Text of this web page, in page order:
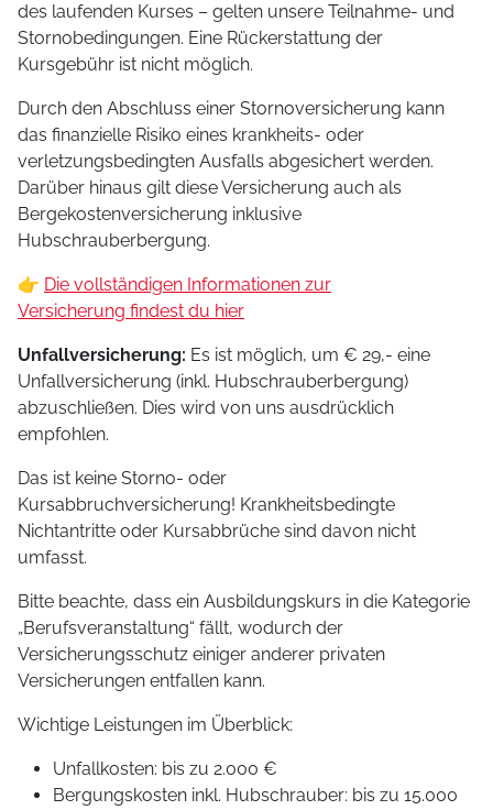
des laufenden Kurses – gelten unsere Teilnahme- und
Stornobedingungen. Eine Rückerstattung der
Kursgebühr ist nicht möglich.
Durch den Abschluss einer Stornoversicherung kann
das finanzielle Risiko eines krankheits- oder
verletzungsbedingten Ausfalls abgesichert werden.
Darüber hinaus gilt diese Versicherung auch als
Bergekostenversicherung inklusive
Hubschrauberbergung.
👉 Die vollständigen Informationen zur
Versicherung findest du hier
Unfallversicherung: Es ist möglich, um € 29,- eine
Unfallversicherung (inkl. Hubschrauberbergung)
abzuschließen. Dies wird von uns ausdrücklich
empfohlen.
Das ist keine Storno- oder
Kursabbruchversicherung! Krankheitsbedingte
Nichtantritte oder Kursabbrüche sind davon nicht
umfasst.
Bitte beachte, dass ein Ausbildungskurs in die Kategorie
„Berufsveranstaltung“ fällt, wodurch der
Versicherungsschutz einiger anderer privaten
Versicherungen entfallen kann.
Wichtige Leistungen im Überblick:
Unfallkosten: bis zu 2.000 €
Bergungskosten inkl. Hubschrauber: bis zu 15.000